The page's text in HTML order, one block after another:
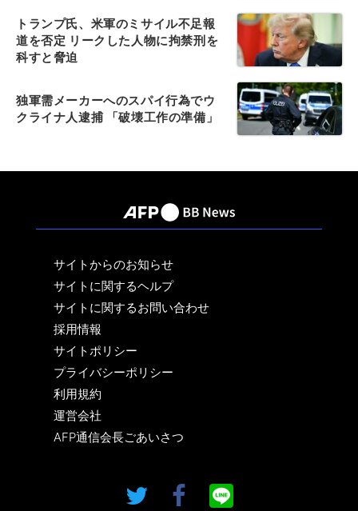
トランプ氏、米軍のミサイル不足報
道を否定 リークした人物に拘禁刑を
科すと脅迫
独軍需メーカーへのスパイ行為でウ
クライナ人逮捕 「破壊工作の準備」
サイトからのお知らせ
サイトに関するヘルプ
サイトに関するお問い合わせ
採用情報
サイトポリシー
プライバシーポリシー
利用規約
運営会社
AFP通信会長ごあいさつ